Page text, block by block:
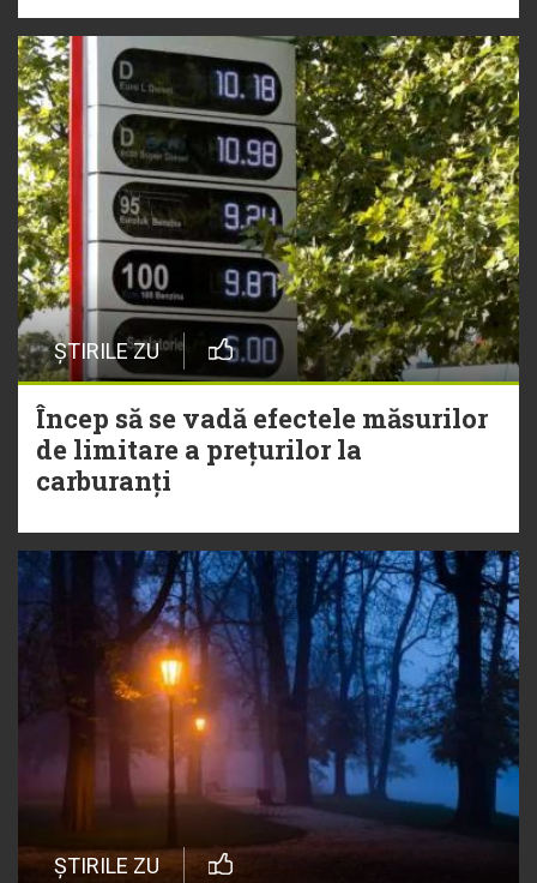
ȘTIRILE ZU
Încep să se vadă efectele măsurilor
de limitare a prețurilor la
carburanți
ȘTIRILE ZU